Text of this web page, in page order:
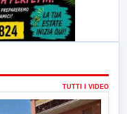
TUTTI I VIDEO